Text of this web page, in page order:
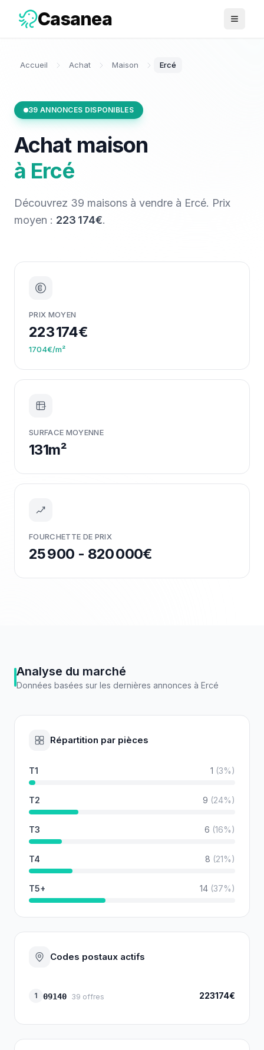
Casanea Ouvrir
Accueil Achat Maison Ercé
39 ANNONCES DISPONIBLES
Achat maison
à Ercé
Découvrez 39 maisons à vendre à Ercé. Prix
moyen : 223 174€.
PRIX MOYEN
223 174€
1704€/m²
m²
SURFACE MOYENNE
131m²
FOURCHETTE DE PRIX
25 900 - 820 000€
Analyse du marché
Données basées sur les dernières annonces à Ercé
Répartition par pièces
T1 1 (3%)
T2 9 (24%)
T3 6 (16%)
T4 8 (21%)
T5+ 14 (37%)
Codes postaux actifs
1 09140 39 offres 223174€